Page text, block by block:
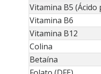
Vitamina B5
Vitamina B6
Vitamina B12
Colina
Betaína